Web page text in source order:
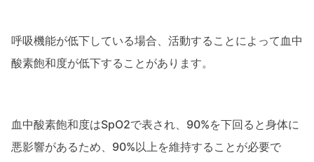
呼吸機能が低下している場合、活動することによって血中
酸素飽和度が低下することがあります。
血中酸素飽和度はSpO2で表され、90%を下回ると身体に
悪影響があるため、90%以上を維持することが必要で